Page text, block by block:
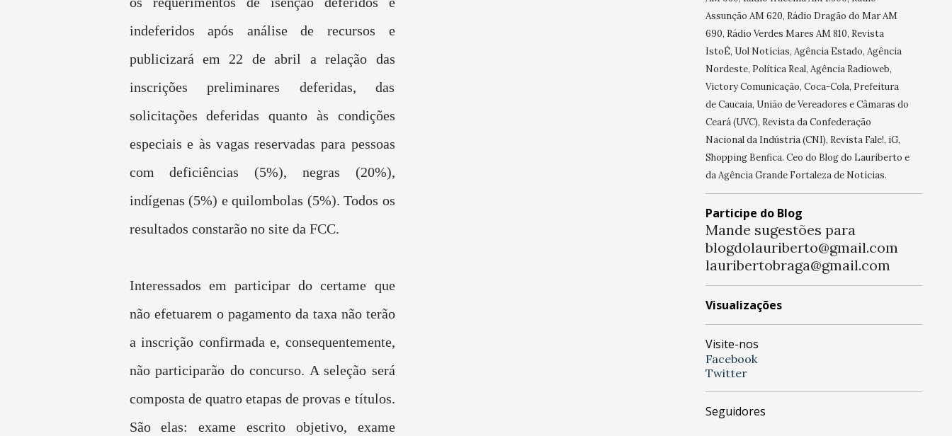
indeferidos após análise de recursos e
publicizará em 22 de abril a relação das
inscrições preliminares deferidas, das
solicitações deferidas quanto às condições
especiais e às vagas reservadas para pessoas
com deficiências (5%), negras (20%),
indígenas (5%) e quilombolas (5%). Todos os
resultados constarão no site da FCC.
Interessados em participar do certame que
não efetuarem o pagamento da taxa não terão
a inscrição confirmada e, consequentemente,
não participarão do concurso. A seleção será
composta de quatro etapas de provas e títulos.
São elas: exame escrito objetivo, exame
Assunção AM 620, Rádio Dragão do Mar AM
690, Rádio Verdes Mares AM 810, Revista
IstoÉ, Uol Notícias, Agência Estado, Agência
Nordeste, Política Real, Agência Radioweb,
Victory Comunicação, Coca-Cola, Prefeitura
de Caucaia, União de Vereadores e Câmaras do
Ceará (UVC), Revista da Confederação
Nacional da Indústria (CNI), Revista Fale!, iG,
Shopping Benfica. Ceo do Blog do Lauriberto e
da Agência Grande Fortaleza de Notícias.
Participe do Blog
Mande sugestões para
blogdolauriberto@gmail.com
lauribertobraga@gmail.com
Visualizações
Visite-nos
Facebook
Twitter
Seguidores